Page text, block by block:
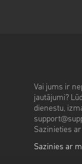
Vai jums ir
jautājumi?
dienestu,
Sazinieties
Sazinies ar